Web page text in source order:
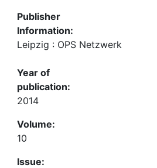
Publisher
Information:
Leipzig : OPS Netzwerk
Year of
publication:
2014
Volume:
10
Issue: